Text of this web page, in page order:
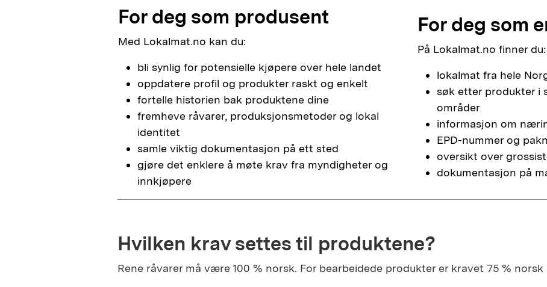
For deg som produsent
Med Lokalmat.no kan du:
bli synlig for potensielle kjøpere over hele landet
oppdatere profil og produkter raskt og enkelt
fortelle historien bak produktene dine
fremheve råvarer, produksjonsmetoder og lokal
identitet
samle viktig dokumentasjon på ett sted
gjøre det enklere å møte krav fra myndigheter og
innkjøpere
For deg som
På Lokalmat.no finner du:
lokalmat fra hele
søk etter produkter i
områder
informasjon om
EPD-nummer og
oversikt over
dokumentasjon på
Hvilken krav settes til produktene?
Rene råvarer må være 100 % norsk. For bearbeidede produkter er kravet 75 % norsk